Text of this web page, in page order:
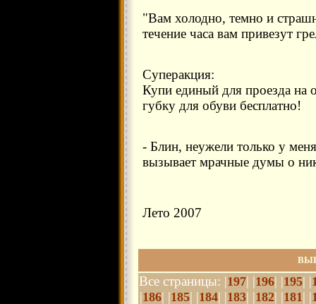
"Вам холодно, темно и
течение часа вам привезут
Суперакция:
Купи единый для проезда на
губку для обуви бесплатно!
- Блин, неужели только у
вызывает мрачные думы о
Лето 2007
Все страницы: |197| |196| |195| |
|186| |185| |184| |183| |182| |181| |